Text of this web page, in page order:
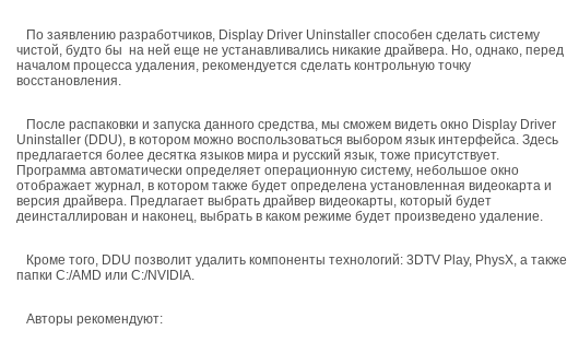
По заявлению разработчиков, Display Driver Uninstaller способен сделать систему
чистой, будто бы на ней еще не устанавливались никакие драйвера. Но, однако, перед
началом процесса удаления, рекомендуется сделать контрольную точку
восстановления.
После распаковки и запуска данного средства, мы сможем видеть окно Display Driver
Uninstaller (DDU), в котором можно воспользоваться выбором язык интерфейса. Здесь
предлагается более десятка языков мира и русский язык, тоже присутствует.
Программа автоматически определяет операционную систему, небольшое окно
отображает журнал, в котором также будет определена установленная видеокарта и
версия драйвера. Предлагает выбрать драйвер видеокарты, который будет
деинсталлирован и наконец, выбрать в каком режиме будет произведено удаление.
Кроме того, DDU позволит удалить компоненты технологий: 3DTV Play, PhysХ, а также
папки С:/AMD или C:/NVIDIA.
Авторы рекомендуют: